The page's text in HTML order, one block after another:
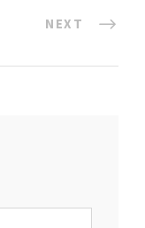
NEXT